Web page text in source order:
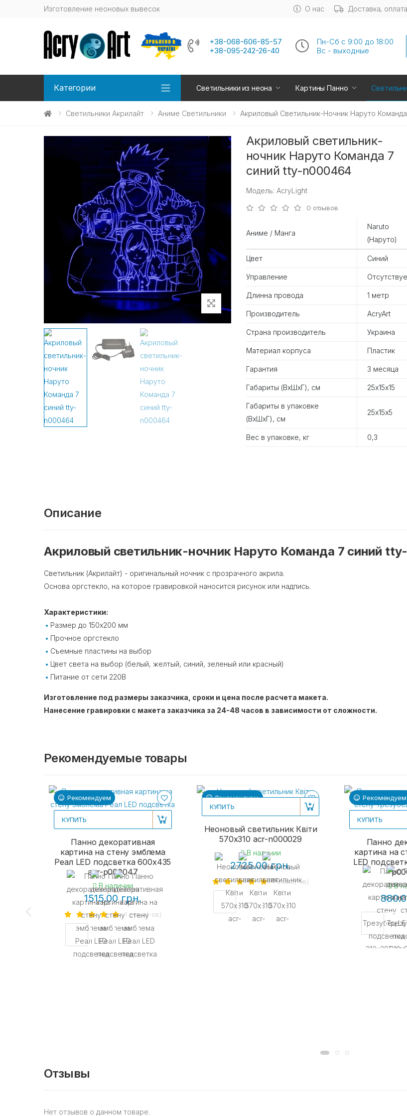
Изготовление неоновых вывесок О нас Доставка,
+38-068-606-85-57
+38-095-242-26-40
Пн-Сб с 9:00 до 18:00
Вс - выходные
Категории Светильники из неона Картины Панно
Светильники Акрилайт Аниме Светильники Акриловый Светильник-Ночник Наруто
Акриловый светильник-
ночник Наруто Команда 7
синий tty-n000464
Модель: AcryLight
0 отзывов
Аниме / Манга
Naruto
(Наруто)
Цвет Синий
Управление
Длинна провода 1 метр
Производитель AcryArt
Страна производитель Украина
Материал корпуса Пластик
Гарантия 3 месяца
Габариты (ВхШхГ), см 25х15х15
Габариты в упаковке
(ВхШхГ), см
25х15х5
Вес в упаковке, кг 0,3
Описание
Акриловый светильник-ночник Наруто Команда 7 синий
Светильник (Акрилайт) - оригинальный ночник с прозрачного акрила.
Основа оргстекло, на которое гравировкой наносится рисунок или надпись.
Характеристики:
Размер до 150х200 мм
Прочное оргстекло
Съемные пластины на выбор
Цвет света на выбор (белый, желтый, синий, зеленый или красный)
Питание от сети 220В
Изготовление под размеры заказчика, сроки и цена после расчета макета.
Нанесение гравировки с макета заказчика за 24-48 часов в зависимости от сложности.
Рекомендуемые товары
Рекомендуем
КУПИТЬ
Панно декоративная
картина на стену эмблема
Реал LED подсветка 600х435
acr-p000047
В наличии
1515.00 грн.
1 отзыв(-ов)
Рекомендуем
КУПИТЬ
Неоновый светильник Квіти
570х310 acr-n000029
В наличии
2725.00 грн.
1 отзыв(-ов)
Рекомендуем
КУПИТЬ
Панно
картина на
LED
В
Отзывы
Нет отзывов о данном товаре.